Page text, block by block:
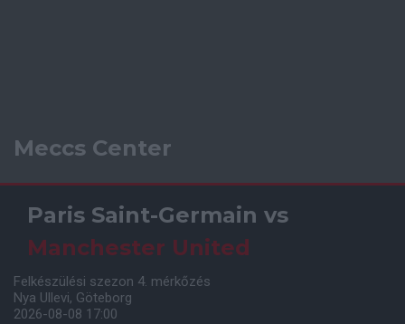
Meccs Center
Paris Saint-Germain vs
Manchester United
Felkészülési szezon 4. mérkőzés
Nya Ullevi, Göteborg
2026-08-08 17:00